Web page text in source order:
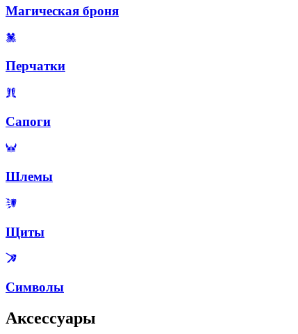
Магическая броня
Перчатки
Сапоги
Шлемы
Щиты
Символы
Аксессуары